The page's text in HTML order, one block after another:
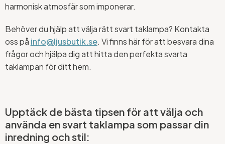
harmonisk atmosfär som imponerar.
Behöver du hjälp att välja rätt svart taklampa? Kontakta
oss på info@ljusbutik.se. Vi finns här för att besvara dina
frågor och hjälpa dig att hitta den perfekta svarta
taklampan för ditt hem.
Upptäck de bästa tipsen för att välja och
använda en svart taklampa som passar din
inredning och stil: